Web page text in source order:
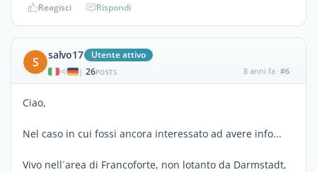
Reagisci Rispondi
S salvo17 Utente attivo
| 26POSTS 8 anni fa #6
Ciao,
Nel caso in cui fossi ancora interessato ad avere info...
Vivo nell´area di Francoforte, non lotanto da Darmstadt,